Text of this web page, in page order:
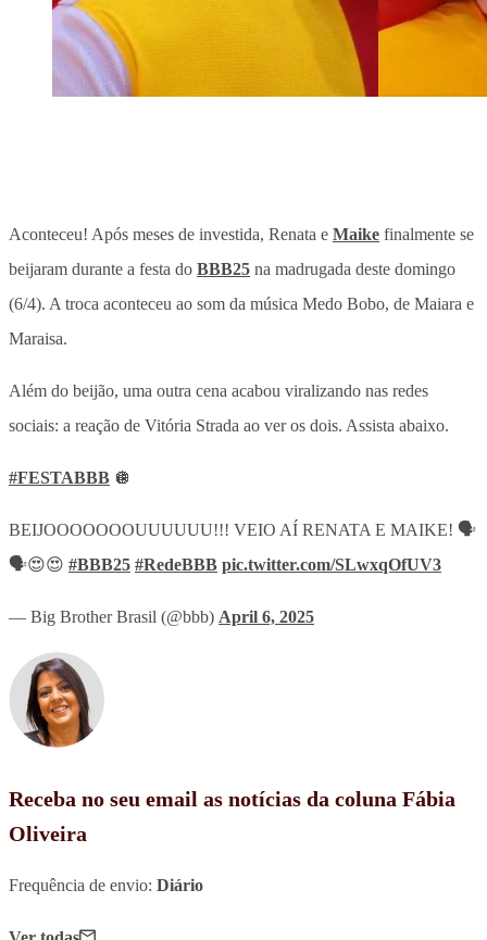
Aconteceu! Após meses de investida, Renata e Maike finalmente se
beijaram durante a festa do BBB25 na madrugada deste domingo
(6/4). A troca aconteceu ao som da música Medo Bobo, de Maiara e
Maraisa.
Além do beijão, uma outra cena acabou viralizando nas redes
sociais: a reação de Vitória Strada ao ver os dois. Assista abaixo.
#FESTABBB 🪩
BEIJOOOOOOOUUUUUU!!! VEIO AÍ RENATA E MAIKE! 🗣️
🗣️😍😍 #BBB25 #RedeBBB pic.twitter.com/SLwxqOfUV3
— Big Brother Brasil (@bbb) April 6, 2025
Receba no seu email as notícias da coluna Fábia
Oliveira
Frequência de envio: Diário